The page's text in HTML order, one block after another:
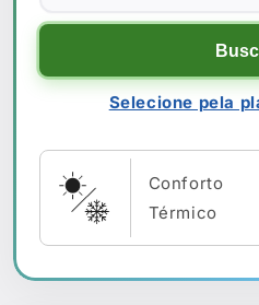
Selecione pela
Conforto
Térmico